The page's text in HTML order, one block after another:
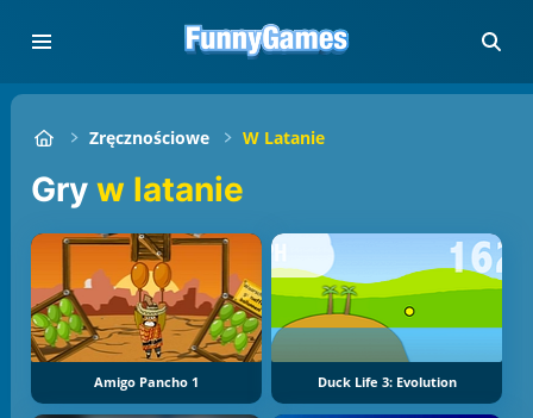
Zręcznościowe W Latanie
Gry w latanie
Amigo Pancho 1 Duck Life 3: Evolution